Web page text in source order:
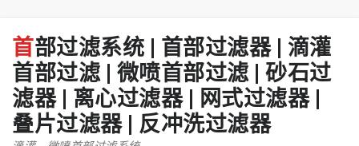
首部过滤系统 | 首部过滤器 | 滴灌
首部过滤 | 微喷首部过滤 | 砂石过
滤器 | 离心过滤器 | 网式过滤器 |
叠片过滤器 | 反冲洗过滤器